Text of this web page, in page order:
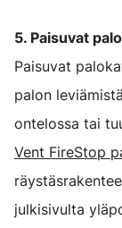
5. Paisuvat
Paisuvat
palon
ontelossa tai
Vent FireStop
julkisivulta